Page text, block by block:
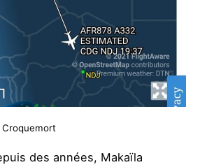
Croquemort
des années, Makaïla